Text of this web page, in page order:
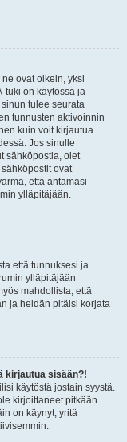
ovat oikein, yksi
tuki on käytössä ja
tulee seurata
tunnusten aktivoinnin
kuin voit kirjautua
Jos sinulle
sähköpostia, olet
ovat
että antamasi
ylläpitäjään.
että tunnuksesi ja
ylläpitäjään
mahdollista, että
ja heidän pitäisi korjata
kirjautua sisään?!
käytöstä jostain syystä.
kirjoittaneet pitkään
on käynyt, yritä